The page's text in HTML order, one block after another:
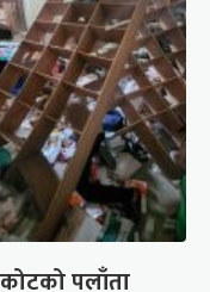
पलाँता